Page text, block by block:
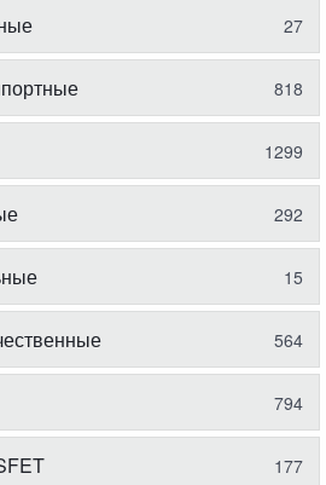
27
818
1299
292
15
564
794
177